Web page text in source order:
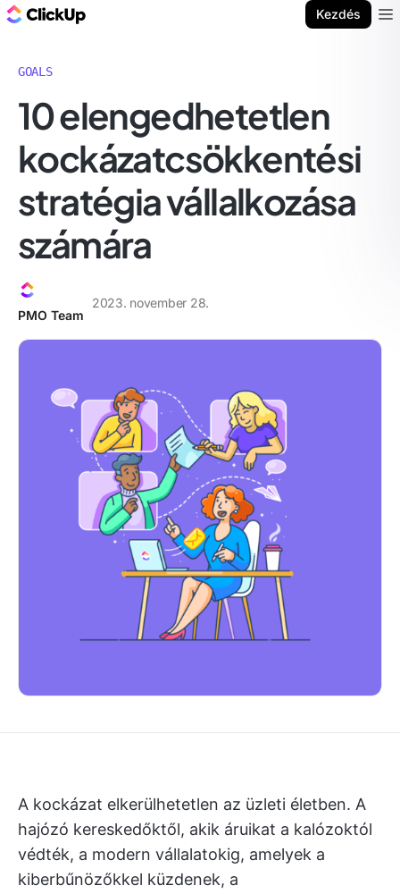
Kezdés
GOALS
10 elengedhetetlen
kockázatcsökkentési
stratégia vállalkozása
számára
PMO Team
2023. november 28.
A kockázat elkerülhetetlen az üzleti életben. A
hajózó kereskedőktől, akik áruikat a kalózoktól
védték, a modern vállalatokig, amelyek a
kiberbűnözőkkel küzdenek, a